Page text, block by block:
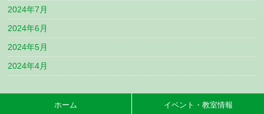
2024年7月
2024年6月
2024年5月
2024年4月
ホーム イベント・教室情報